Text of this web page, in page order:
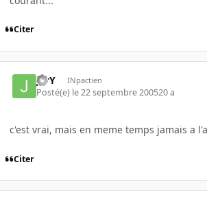
Citer
JerY INpactien
Posté(e) le 22 septembre 200520 a
c'est vrai, mais en meme temps jamais a
Citer